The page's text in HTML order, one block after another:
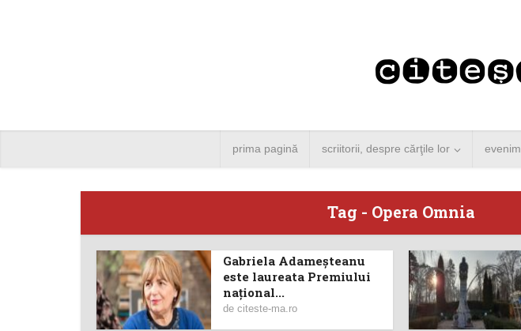
prima pagină scriitorii, despre cărţile lor
Tag - Opera Omnia
Gabriela Adameșteanu
este laureata Premiului
național...
de citeste-ma.ro
Angela Merkel vine la
București. Lansare de
carte şi...